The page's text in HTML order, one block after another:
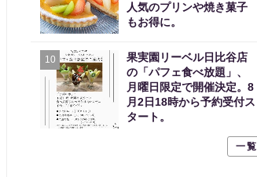
人気のプリンや焼き菓子
もお得に。
10
果実園リーベル日比谷店
の「パフェ食べ放題」、
月曜日限定で開催決定。8
月2日18時から予約受付ス
タート。
一覧